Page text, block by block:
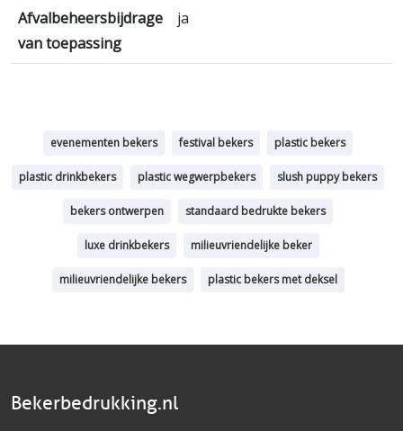
Afvalbeheersbijdrage
van toepassing
ja
evenementen bekers festival bekers plastic bekers
plastic drinkbekers plastic wegwerpbekers slush puppy bekers
bekers ontwerpen standaard bedrukte bekers
luxe drinkbekers milieuvriendelijke beker
milieuvriendelijke bekers plastic bekers met deksel
Bekerbedrukking.nl